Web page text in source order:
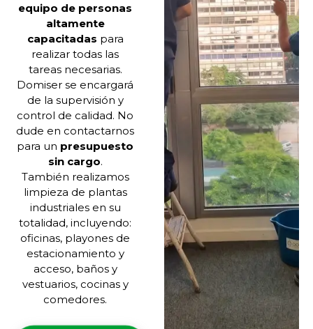
equipo de personas
altamente
capacitadas para
realizar todas las
tareas necesarias.
Domiser se encargará
de la supervisión y
control de calidad. No
dude en contactarnos
para un presupuesto
sin cargo.
También realizamos
limpieza de plantas
industriales en su
totalidad, incluyendo:
oficinas, playones de
estacionamiento y
acceso, baños y
vestuarios, cocinas y
comedores.